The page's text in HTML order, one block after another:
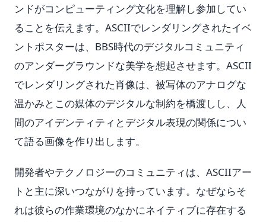
ンドがコンピューティング文化を理解し参加してい
ることを伝えます。ASCIIでレンダリングされたイベ
ントポスターは、BBS時代のデジタルコミュニティ
のアンダーグラウンドな美学を想起させます。ASCII
でレンダリングされた肖像は、被写体のアナログな
温かみとこの媒体のデジタルな制約を橋渡しし、人
間のアイデンティティとデジタル表現の関係につい
て語る画像を作り出します。
開発者やテクノロジーのコミュニティは、ASCIIアー
トと主に深いつながりを持っています。なぜならそ
れは彼らの作業環境のなかにネイティブに存在する